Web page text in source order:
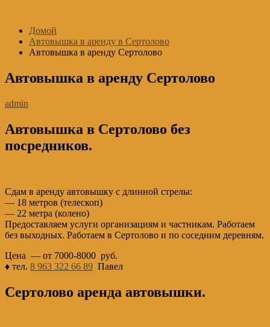
содержимому
Домой
Автовышка в аренду в Сертолово
Автовышка в аренду Сертолово
Автовышка в аренду Сертолово
admin
Автовышка в Сертолово без
посредников.
Сдам в аренду автовышку с длинной стрелы:
— 18 метров (телескоп)
— 22 метра (колено)
Предоставляем услуги организациям и частникам. Работаем
без выходных. Работаем в Сертолово и по соседним деревням.
Цена — от 7000-8000 руб.
♦ тел. 8 963 322 66 89 Павел
Сертолово аренда автовышки.